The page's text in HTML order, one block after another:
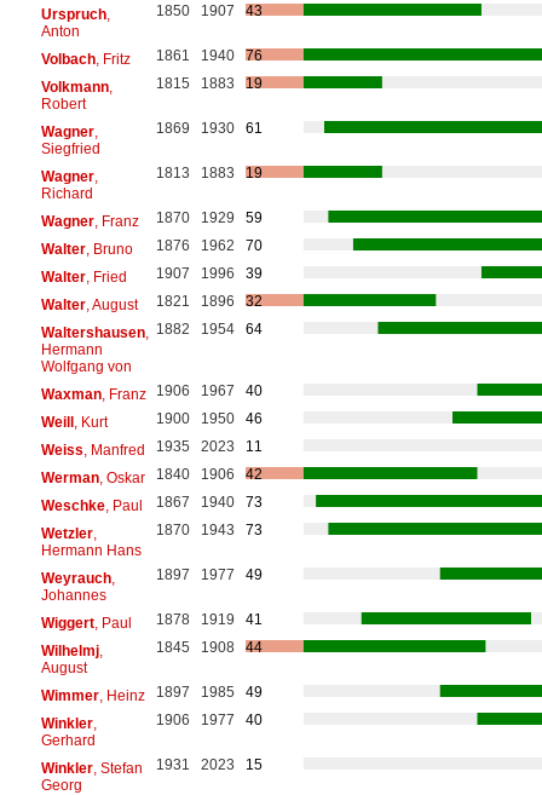
Urspruch,
Anton
1850 1907 43
Volbach, Fritz 1861 1940
76
Volkmann,
Robert
1815 1883 19
Wagner,
Siegfried
1869 1930 61
Wagner,
Richard
1813 1883 19
Wagner, Franz 1870 1929
59
Walter, Bruno 1876 1962
70
Walter, Fried 1907 1996
39
Walter, August 1821 1896
32
Waltershausen,
Hermann
Wolfgang von
1882 1954 64
Waxman, Franz 1906 1967
40
Weill, Kurt 1900 1950
46
Weiss , Manfred 1935 2023
11
Werman, Oskar 1840 1906
42
Weschke, Paul 1867 1940
73
Wetzler,
Hermann Hans
1870 1943 73
Weyrauch,
Johannes
1897 1977 49
Wiggert, Paul 1878 1919
41
Wilhelmj,
August
1845 1908 44
Wimmer, Heinz 1897 1985
49
Winkler,
Gerhard
1906 1977 40
Winkler, Stefan
Georg
1931 2023 15